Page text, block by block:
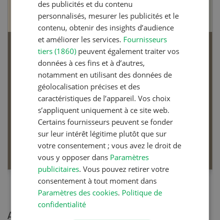
Articles biologiques
Dossier Articles biologiques
EN SAVOIR PLUS
Articles les plus lues
des publicités et du contenu
personnalisés, mesurer les publicités et le
contenu, obtenir des insights d’audience
et améliorer les services. Fournisseurs
tiers (1860) peuvent également traiter vos
données à ces fins et à d’autres,
notamment en utilisant des données de
géolocalisation précises et des
caractéristiques de l’appareil. Vos choix
s’appliquent uniquement à ce site web.
Certains fournisseurs peuvent se fonder
sur leur intérêt légitime plutôt que sur
votre consentement ; vous avez le droit de
vous y opposer dans Paramètres
publicitaires. Vous pouvez retirer votre
consentement à tout moment dans
Paramètres des cookies. Politique de
confidentialité